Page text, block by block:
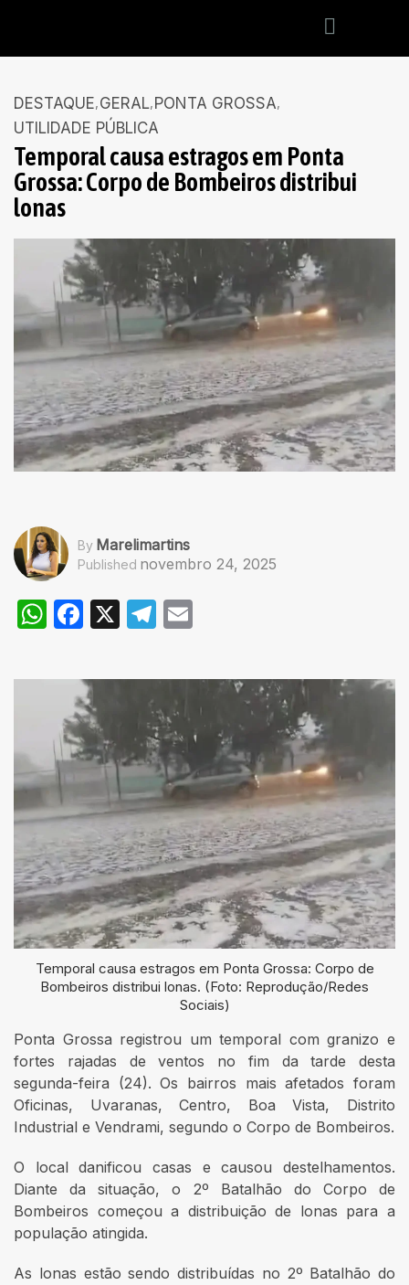
DESTAQUE GERAL PONTA GROSSA
UTILIDADE PÚBLICA
Temporal causa estragos em Ponta
Grossa: Corpo de Bombeiros distribui
lonas
By Marelimartins
Published novembro 24, 2025
WhatsApp
Facebook
X Telegram
Temporal causa estragos em Ponta Grossa: Corpo de
Bombeiros distribui lonas. (Foto: Reprodução/Redes
Sociais)
Ponta Grossa registrou um temporal com granizo e
fortes rajadas de ventos no fim da tarde desta
segunda-feira (24). Os bairros mais afetados foram
Oficinas, Uvaranas, Centro, Boa Vista, Distrito
Industrial e Vendrami, segundo o Corpo de Bombeiros.
O local danificou casas e causou destelhamentos.
Diante da situação, o 2º Batalhão do Corpo de
Bombeiros começou a distribuição de lonas para a
população atingida.
As lonas estão sendo distribuídas no 2º Batalhão do